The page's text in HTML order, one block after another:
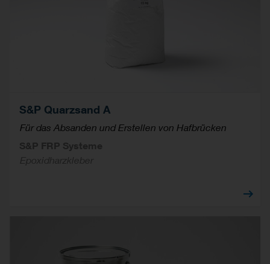
S&P Quarzsand A
Für das Absanden und Erstellen von Hafbrücken
S&P FRP Systeme
Epoxidharzkleber